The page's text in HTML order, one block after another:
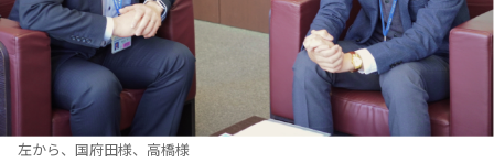
左から、国府田様、高橋様